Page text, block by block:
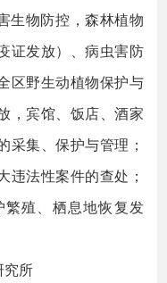
生物防控，森林植物
证发放）、病虫害防
区野生动植物保护与
，宾馆、饭店、酒家
采集、保护与管理；
违法性案件的查处；
殖、栖息地恢复发
究所